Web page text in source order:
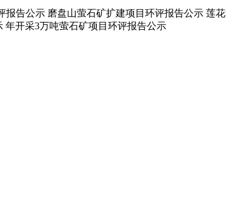
告公示 磨盘山萤石矿扩建项目环评报告公示 莲
年开采3万吨萤石矿项目环评报告公示